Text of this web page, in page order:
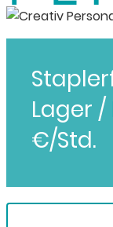
Lager /
€/Std.